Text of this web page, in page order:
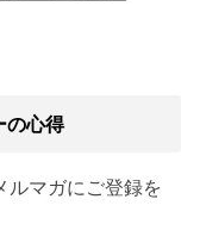
の心得
ルマガにご登録を